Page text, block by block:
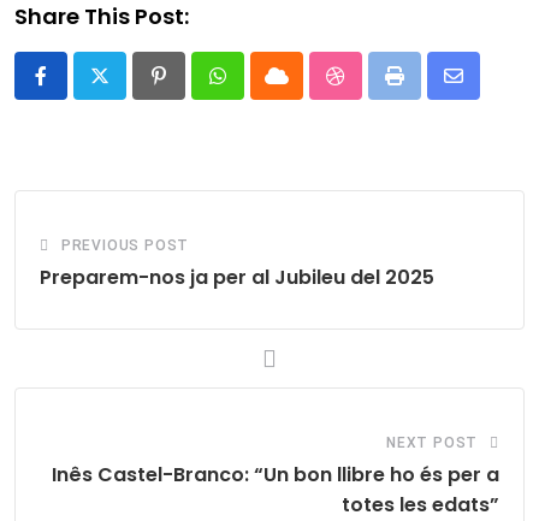
Share This Post:
PinterestWhatsappCloud StumbleUpon
Print
Share
PREVIOUS POST
Preparem-nos ja per al Jubileu del 2025
NEXT POST
Inês Castel-Branco: “Un bon llibre ho és per a
totes les edats”